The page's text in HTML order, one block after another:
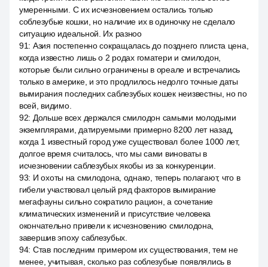
умеренными. С их исчезновением остались только
соблезубые кошки, но наличие их в одиночку не сделало
ситуацию идеальной. Их разноо
91: Азия постепенно сокращалась до позднего плиста цена,
когда известно лишь о 2 родах гоматери и смилодон,
которые были сильно ограничены в ореале и встречались
только в америке, и это продлилось недолго точные даты
вымирания последних саблезубых кошек неизвестны, но по
всей, видимо.
92: Дольше всех держался смилодон самыми молодыми
экземплярами, датируемыми примерно 8200 лет назад,
когда 1 известный город уже существовал более 1000 лет,
долгое время считалось, что мы сами виноваты в
исчезновении саблезубых якобы из за конкуренции.
93: И охоты на смилодона, однако, теперь полагают, что в
гибели участвовал целый ряд факторов вымирание
мегафауны сильно сократило рацион, а сочетание
климатических изменений и присутствие человека
окончательно привели к исчезновению смилодона,
завершив эпоху саблезубых.
94: Став последним примером их существования, тем не
менее, учитывая, сколько раз соблезубые появлялись в